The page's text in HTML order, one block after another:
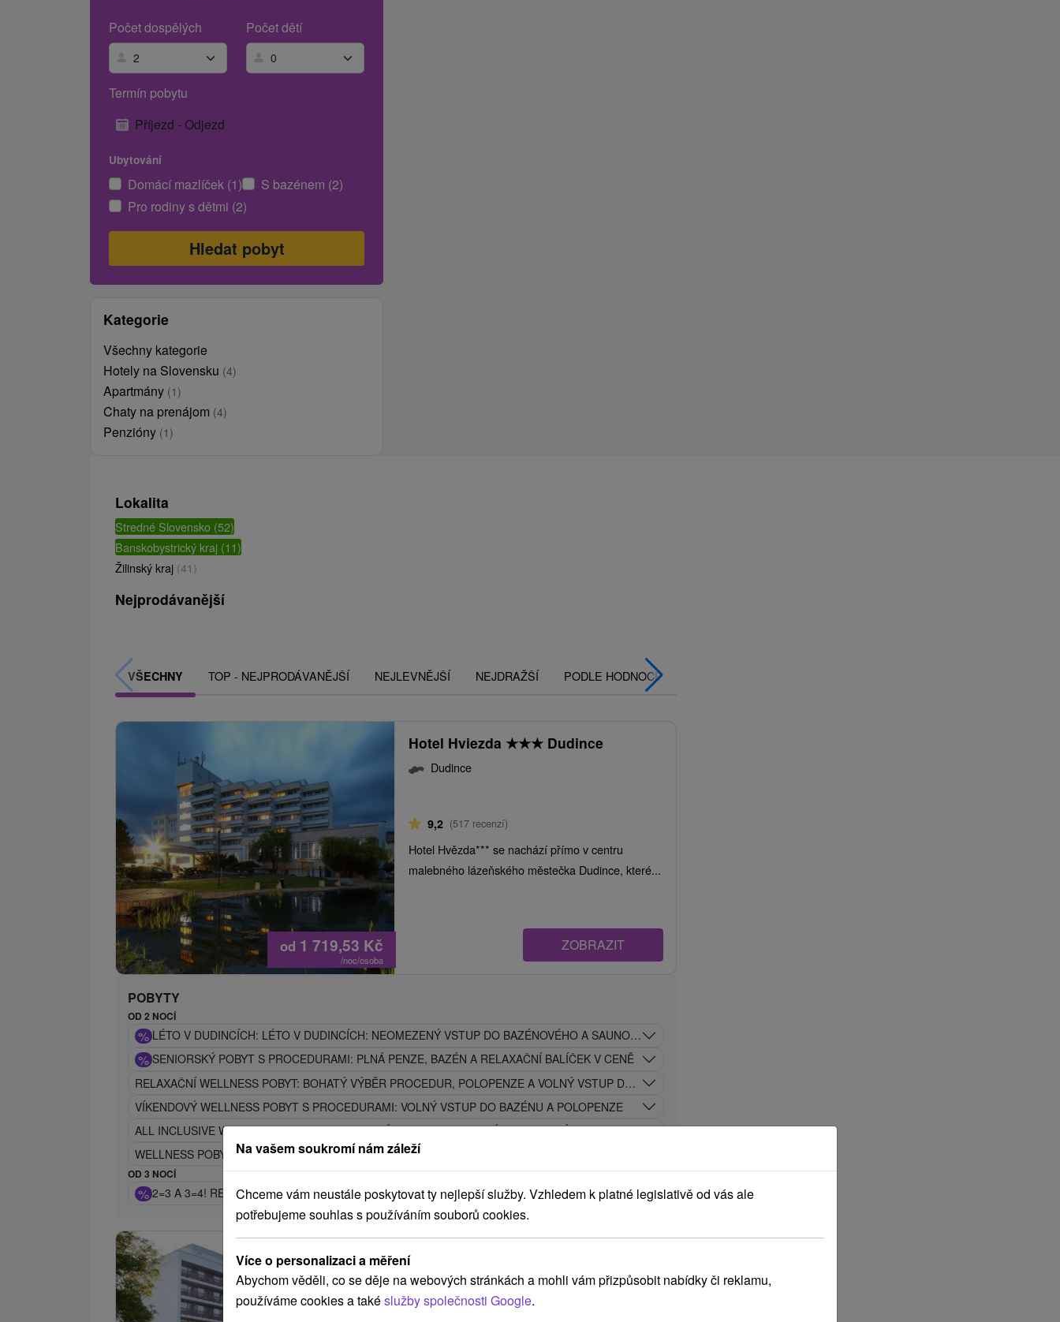
Počet dospělých
Počet dětí
Termín pobytu
Příjezd - Odjezd
Ubytování
Domácí mazlíček (1)
S bazénem (2)
Pro rodiny s dětmi (2)
Kategorie
Všechny kategorie
Hotely na Slovensku (4)
Apartmány (1)
Chaty na prenájom (4)
Penzióny (1)
Lokalita
Stredné Slovensko (52)
Banskobystrický kraj (11)
Žilinský kraj (41)
Nejprodávanější
VŠECHNY TOP - NEJPRODÁVANĚJŠÍ NEJLEVNĚJŠÍ NEJDRAŽŠÍ PODLE HODNOCENÍ
od 1 719,53 Kč
/noc/osoba
Hotel Hviezda ★★★ Dudince
Dudince
9,2 (517 recenzí)
Hotel Hvězda*** se nachází přímo v centru
malebného lázeňského městečka Dudince, které...
ZOBRAZIT
POBYTY
OD 2 NOCÍ
% LÉTO V DUDINCÍCH: LÉTO V DUDINCÍCH: NEOMEZENÝ VSTUP DO BAZÉNOVÉHO A SAUNOVÉHO SVĚTA
% SENIORSKÝ POBYT S PROCEDURAMI: PLNÁ PENZE, BAZÉN A RELAXAČNÍ BALÍČEK V CENĚ
RELAXAČNÍ WELLNESS POBYT: BOHATÝ VÝBĚR PROCEDUR, POLOPENZE A VOLNÝ VSTUP DO BAZÉNŮ
VÍKENDOVÝ WELLNESS POBYT S PROCEDURAMI: VOLNÝ VSTUP DO BAZÉNU A POLOPENZE
ALL INCLUSIVE WELLNESS POBYT: NEOMEZENÝ RELAX, STRAVA, NÁPOJE A BAZÉNY
WELLNESS POBYT S PROCEDURAMI: STRAVA, BAZÉNY A PLNÝ BALÍK BONUSŮ V CENĚ
OD 3 NOCÍ
% 2=3 A 3=4! REZERVUJTE SI POBYT NA 2 NEBO 3 NOCI A MY VÁM PŘIDÁME 1 NOC NAVÍC ZDARMA
Lázeňský hotel Smaragd
Dudince
Dudince
Na vašem soukromí nám záleží
Chceme vám neustále poskytovat ty nejlepší služby. Vzhledem k platné legislativě od vás ale
potřebujeme souhlas s používáním souborů cookies.
Více o personalizaci a měření
Abychom věděli, co se děje na webových stránkách a mohli vám přizpůsobit nabídky či reklamu,
používáme cookies a takéslužby společnosti Google.